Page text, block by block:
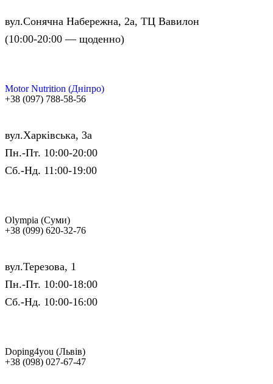
вул.Сонячна Набережна, 2а, ТЦ Вавилон
(10:00-20:00 — щоденно)
Motor Nutrition (Дніпро)
+38 (097) 788-58-56
вул.Харківська, 3а
Пн.-Пт. 10:00-20:00
Сб.-Нд. 11:00-19:00
Olympia (Суми)
+38 (099) 620-32-76
вул.Терезова, 1
Пн.-Пт. 10:00-18:00
Сб.-Нд. 10:00-16:00
Doping4you (Львів)
+38 (098) 027-67-47